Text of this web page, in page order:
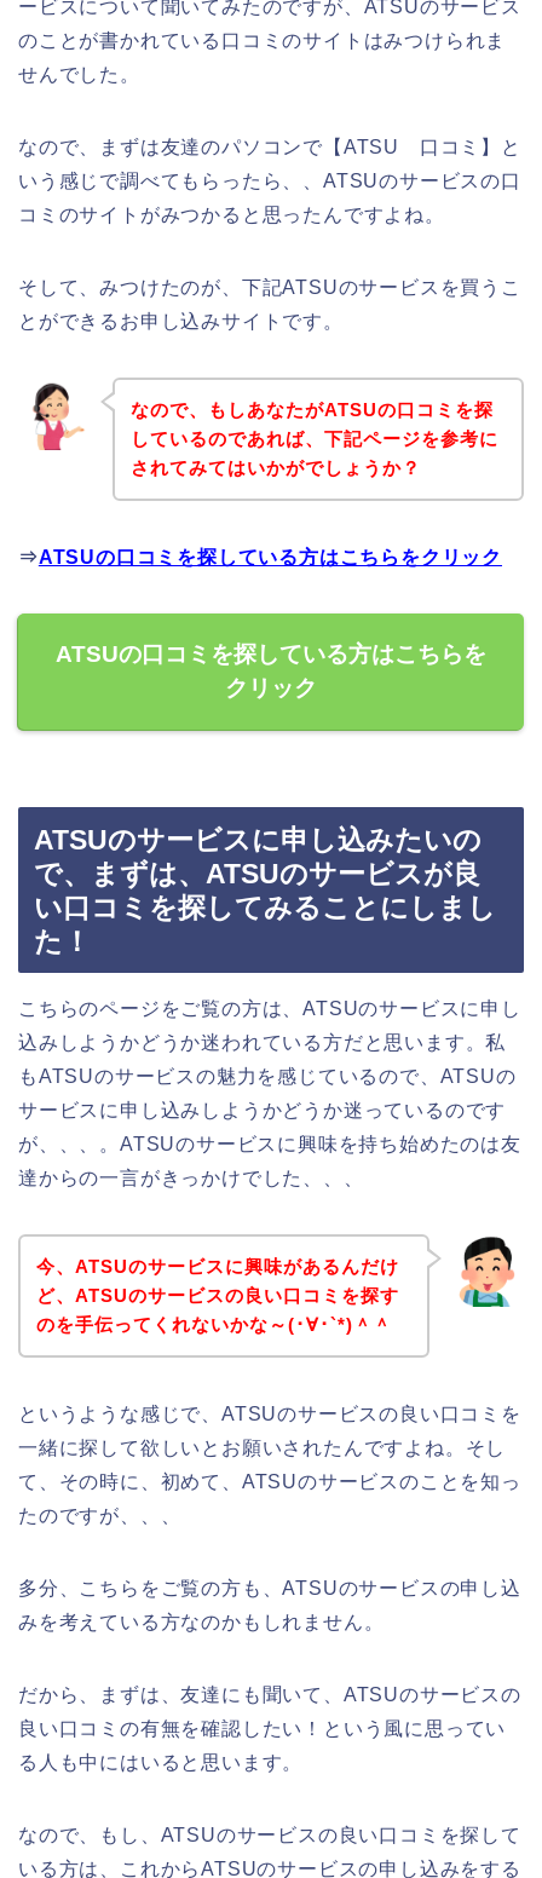
ービスについて聞いてみたのですが、ATSUのサービス
のことが書かれている口コミのサイトはみつけられま
せんでした。
なので、まずは友達のパソコンで【ATSU 口コミ】と
いう感じで調べてもらったら、、ATSUのサービスの口
コミのサイトがみつかると思ったんですよね。
そして、みつけたのが、下記ATSUのサービスを買うこ
とができるお申し込みサイトです。
なので、もしあなたがATSUの口コミを探
しているのであれば、下記ページを参考に
されてみてはいかがでしょうか？
⇒ATSUの口コミを探している方はこちらをクリック
ATSUの口コミを探している方はこちらを
クリック
ATSUのサービスに申し込みたいの
で、まずは、ATSUのサービスが良
い口コミを探してみることにしまし
た！
こちらのページをご覧の方は、ATSUのサービスに申し
込みしようかどうか迷われている方だと思います。私
もATSUのサービスの魅力を感じているので、ATSUの
サービスに申し込みしようかどうか迷っているのです
が、、、。ATSUのサービスに興味を持ち始めたのは友
達からの一言がきっかけでした、、、
今、ATSUのサービスに興味があるんだけ
ど、ATSUのサービスの良い口コミを探す
のを手伝ってくれないかな～(･∀･`*)＾＾
というような感じで、ATSUのサービスの良い口コミを
一緒に探して欲しいとお願いされたんですよね。そし
て、その時に、初めて、ATSUのサービスのことを知っ
たのですが、、、
多分、こちらをご覧の方も、ATSUのサービスの申し込
みを考えている方なのかもしれません。
だから、まずは、友達にも聞いて、ATSUのサービスの
良い口コミの有無を確認したい！という風に思ってい
る人も中にはいると思います。
なので、もし、ATSUのサービスの良い口コミを探して
いる方は、これからATSUのサービスの申し込みをする